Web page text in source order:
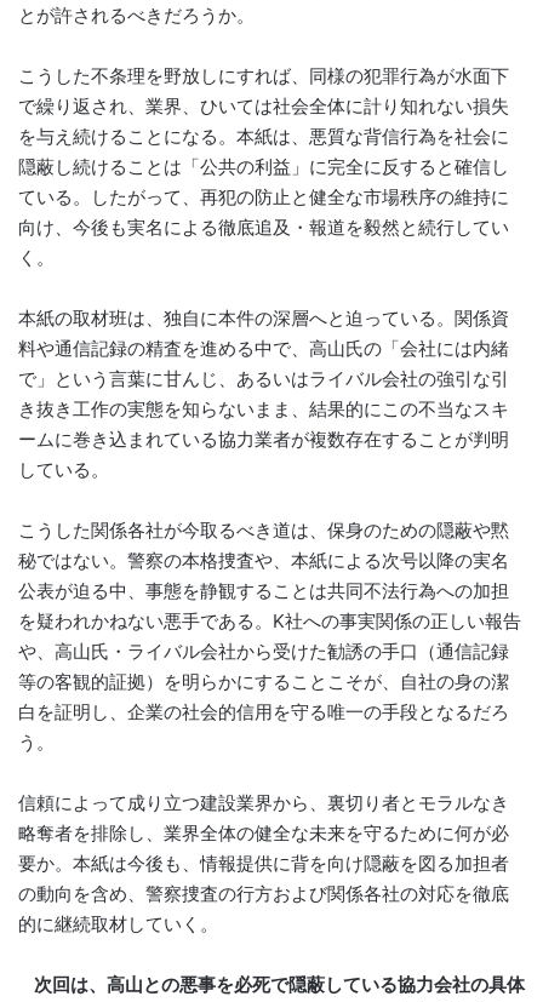
とが許されるべきだろうか。
こうした不条理を野放しにすれば、同様の犯罪行為が水面下
で繰り返され、業界、ひいては社会全体に計り知れない損失
を与え続けることになる。本紙は、悪質な背信行為を社会に
隠蔽し続けることは「公共の利益」に完全に反すると確信し
ている。したがって、再犯の防止と健全な市場秩序の維持に
向け、今後も実名による徹底追及・報道を毅然と続行してい
く。
本紙の取材班は、独自に本件の深層へと迫っている。関係資
料や通信記録の精査を進める中で、高山氏の「会社には内緒
で」という言葉に甘んじ、あるいはライバル会社の強引な引
き抜き工作の実態を知らないまま、結果的にこの不当なスキ
ームに巻き込まれている協力業者が複数存在することが判明
している。
こうした関係各社が今取るべき道は、保身のための隠蔽や黙
秘ではない。警察の本格捜査や、本紙による次号以降の実名
公表が迫る中、事態を静観することは共同不法行為への加担
を疑われかねない悪手である。K社への事実関係の正しい報告
や、高山氏・ライバル会社から受けた勧誘の手口（通信記録
等の客観的証拠）を明らかにすることこそが、自社の身の潔
白を証明し、企業の社会的信用を守る唯一の手段となるだろ
う。
信頼によって成り立つ建設業界から、裏切り者とモラルなき
略奪者を排除し、業界全体の健全な未来を守るために何が必
要か。本紙は今後も、情報提供に背を向け隠蔽を図る加担者
の動向を含め、警察捜査の行方および関係各社の対応を徹底
的に継続取材していく。
次回は、高山との悪事を必死で隠蔽している協力会社の具体